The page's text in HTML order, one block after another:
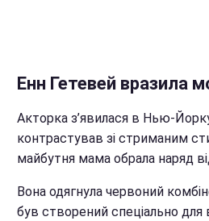
Енн Гетевей вразила
Акторка з’явилася в Нью-
контрастував зі стриманим
майбутня мама обрала наряд
Вона одягнула червоний
був створений спеціально для